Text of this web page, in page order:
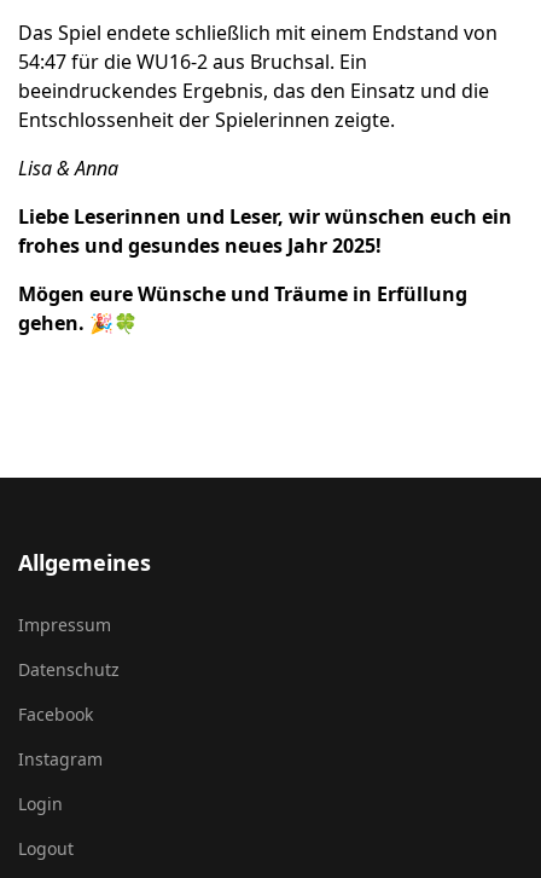
Das Spiel endete schließlich mit einem Endstand von
54:47 für die WU16-2 aus Bruchsal. Ein
beeindruckendes Ergebnis, das den Einsatz und die
Entschlossenheit der Spielerinnen zeigte.
Lisa & Anna
Liebe Leserinnen und Leser, wir wünschen euch ein
frohes und gesundes neues Jahr 2025!
Mögen eure Wünsche und Träume in Erfüllung
gehen. 🎉🍀
Allgemeines
Impressum
Datenschutz
Facebook
Instagram
Login
Logout